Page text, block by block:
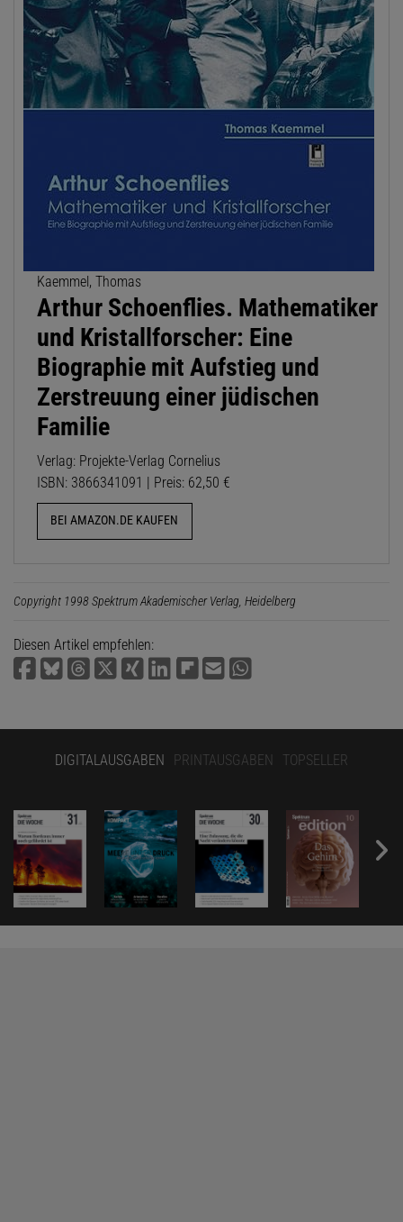
Kaemmel, Thomas
Arthur Schoenflies. Mathematiker
und Kristallforscher: Eine
Biographie mit Aufstieg und
Zerstreuung einer jüdischen
Familie
Verlag: Projekte-Verlag Cornelius
ISBN: 3866341091 | Preis: 62,50 €
BEI AMAZON.DE KAUFEN
Copyright 1998 Spektrum Akademischer Verlag, Heidelberg
Diesen Artikel empfehlen:
DIGITALAUSGABEN PRINTAUSGABEN TOPSELLER